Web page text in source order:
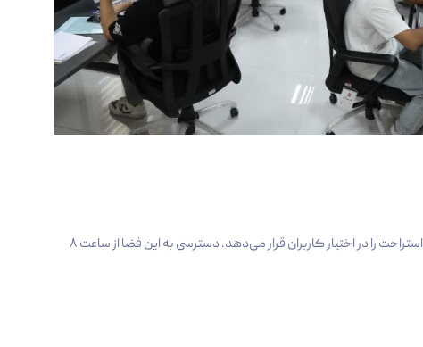
🔸فضای کار اشتراکی شامل ۱۶ میز کار اشتراکی و ۳۲ صندلی است و امکاناتی از جمله اینترنت پر سرعت، تجهیزات چاپ و کپی، اتاق جلسات و فضای استراحت را در اختیار کاربران قرار می‌دهد. دسترسی به این فضا از ساعت ۸